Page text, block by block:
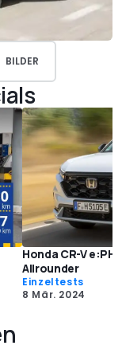
BILDER
Honda CR-V
Allrounder
Einzeltests
8 Mär. 2024